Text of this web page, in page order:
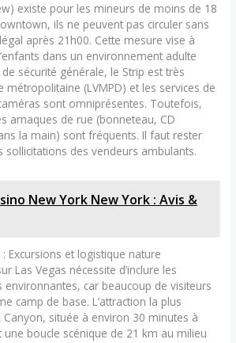
existe pour les mineurs de moins de 18
ils ne peuvent pas circuler sans
après 21h00. Cette mesure vise à
dans un environnement adulte
sécurité générale, le Strip est très
métropolitaine (LVMPD) et les services de
sont omniprésentes. Toutefois,
arnaques de rue (bonneteau, CD
la main) sont fréquents. Il faut rester
sollicitations des vendeurs ambulants.
New York New York : Avis &
Excursions et logistique nature
Las Vegas nécessite d’inclure les
environnantes, car beaucoup de visiteurs
camp de base. L’attraction la plus
Canyon, située à environ 30 minutes à
une boucle scénique de 21 km au milieu